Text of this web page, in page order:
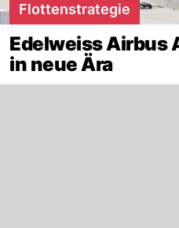
Flottenstrategie
Edelweiss Airbus
in neue Ära